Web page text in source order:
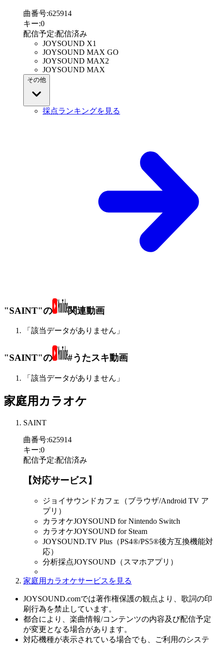
曲番号:625914
キー:0
配信予定:配信済み
JOYSOUND X1
JOYSOUND MAX GO
JOYSOUND MAX2
JOYSOUND MAX
その他
採点ランキングを見る
"SAINT"の 関連動画
「該当データがありません」
"SAINT"の #うたスキ動画
「該当データがありません」
家庭用カラオケ
SAINT
曲番号:625914
キー:0
配信予定:配信済み
【対応サービス】
ジョイサウンドカフェ（ブラウザ/Android TV ア
プリ）
カラオケJOYSOUND for Nintendo Switch
カラオケJOYSOUND for Steam
JOYSOUND.TV Plus（PS4®/PS5®後方互換機能対
応）
分析採点JOYSOUND（スマホアプリ）
家庭用カラオケサービスを見る
JOYSOUND.comでは著作権保護の観点より、歌詞の印
刷行為を禁止しています。
都合により、楽曲情報/コンテンツの内容及び配信予定
が変更となる場合があります。
対応機種が表示されている場合でも、ご利用のシステ